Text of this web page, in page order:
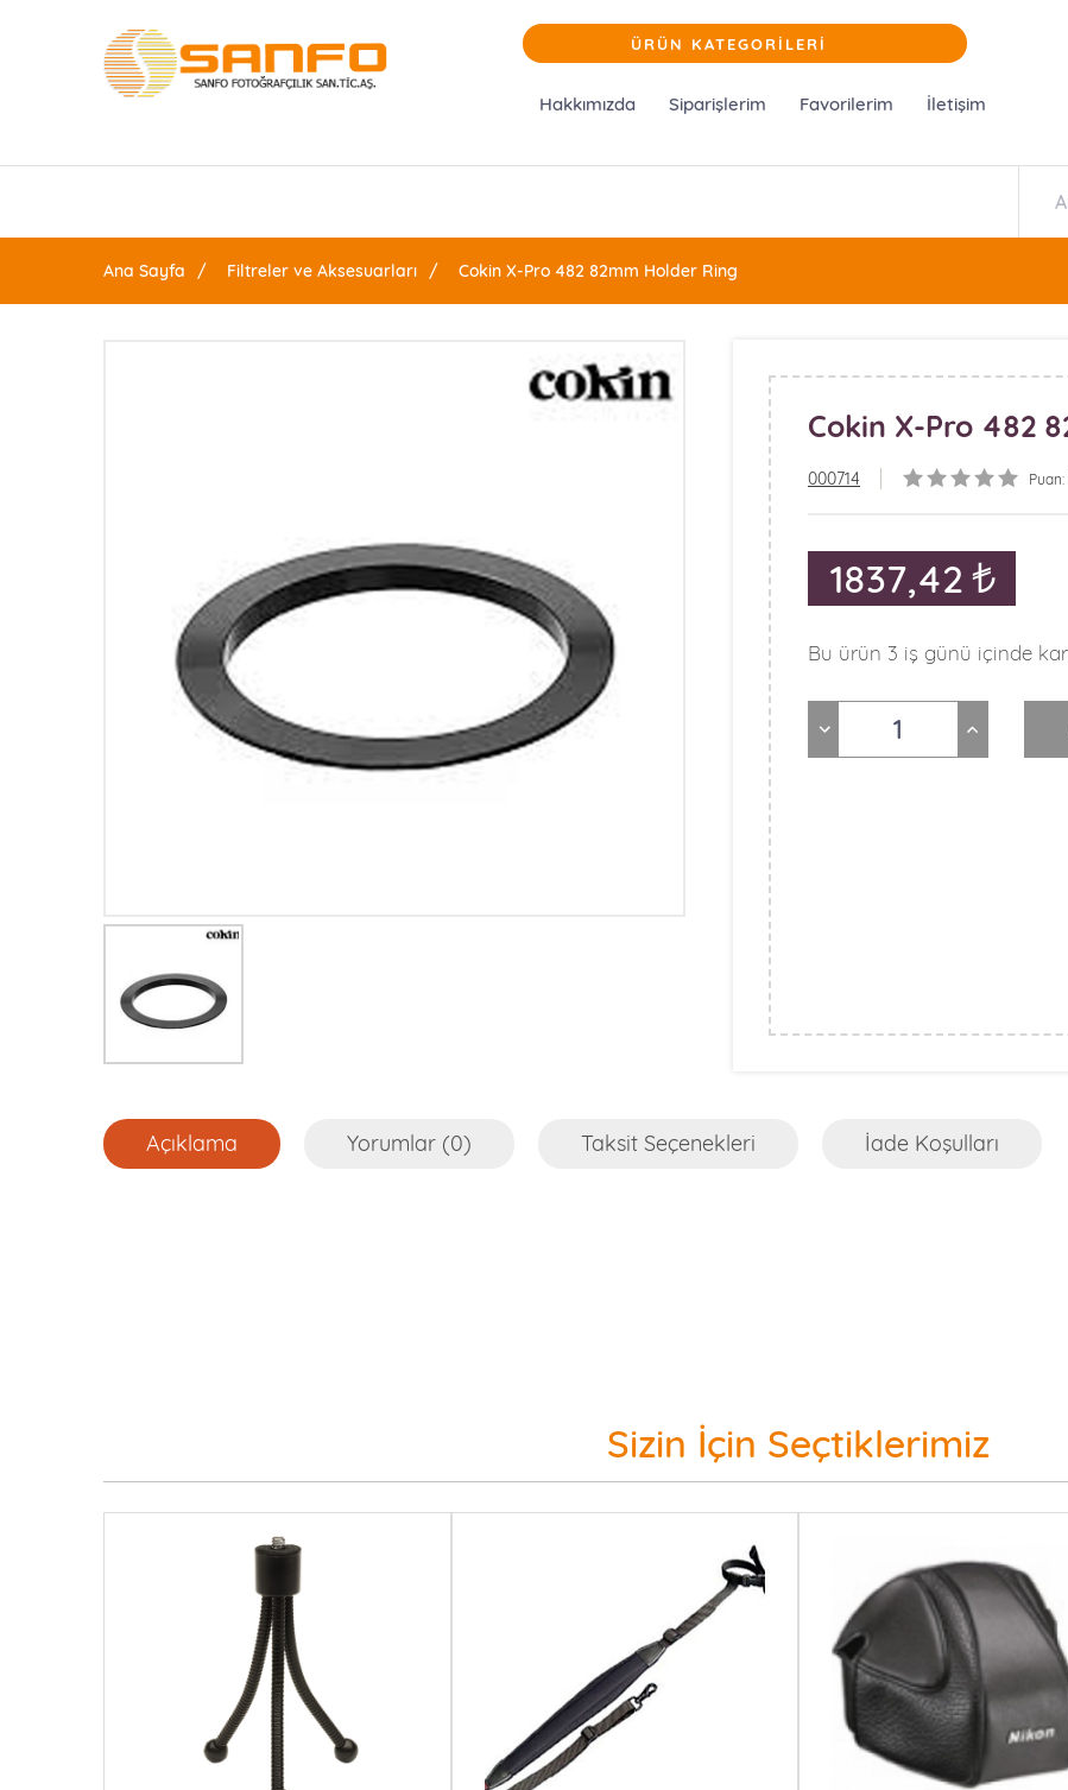
ÜRÜN KATEGORİLERİ
Hakkımızda Siparişlerim Favorilerim İletişim
Ana Sayfa Filtreler ve Aksesuarları Cokin X-Pro 482 82mm Holder Ring
Cokin X-Pro 482
000714 Puan:
1837,42
Bu ürün 3 iş günü içinde
Açıklama Yorumlar (0) Taksit Seçenekleri İade Koşulları
Sizin İçin Seçtiklerimiz